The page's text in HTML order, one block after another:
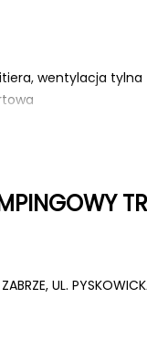
wentylacja tylna
budowie,
w wymagającym
UL.